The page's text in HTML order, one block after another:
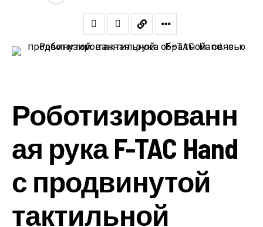
Роботизированн
ая рука F-TAC Hand
с продвинутой
тактильной